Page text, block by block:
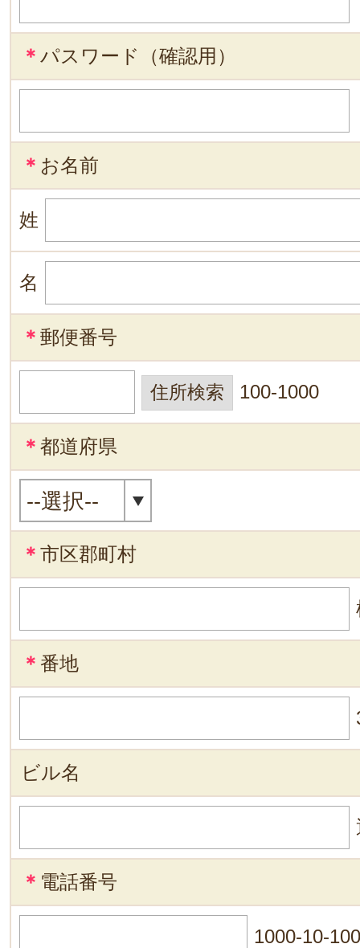
＊ パスワード（確認用）
＊ お名前
姓
名
＊ 郵便番号
100-1000
＊ 都道府県
＊ 市区郡町村
＊ 番地
ビル名
＊ 電話番号
1000-10-